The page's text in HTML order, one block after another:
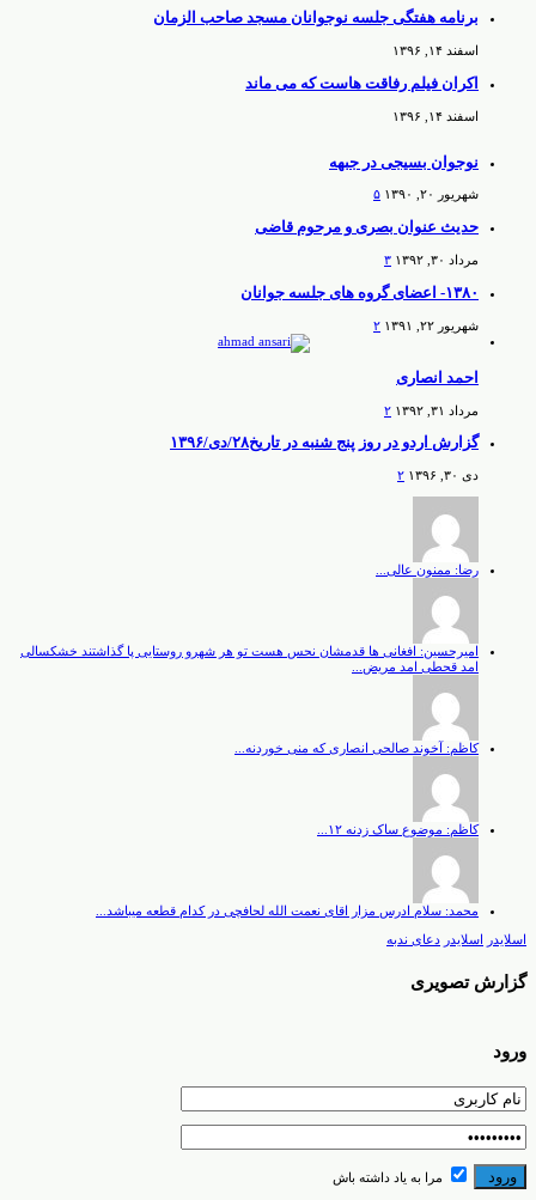
برنامه هفتگی جلسه نوجوانان مسجد صاحب الزمان
اسفند ۱۴, ۱۳۹۶
اکران فیلم رفاقت هاست که می ماند
اسفند ۱۴, ۱۳۹۶
نوجوان بسیجی در جبهه
شهریور ۲۰, ۱۳۹۰ ۵
حدیث عنوان بصری و مرحوم قاضی
مرداد ۳۰, ۱۳۹۲ ۳
۱۳۸۰- اعضای گروه های جلسه جوانان
شهریور ۲۲, ۱۳۹۱ ۲
احمد انصاری
مرداد ۳۱, ۱۳۹۲ ۲
گزارش اردو در روز پنج شنبه در تاریخ۲۸/دی/۱۳۹۶
دی ۳۰, ۱۳۹۶ ۲
رضا: ممنون عالی...
امیرحسین: افغانی ها قدمشان نحس هست تو هر شهرو روستایی پا گذاشتند خشکسالی
امد قحطی امد مریض...
کاظم: آخوند صالحی انصاری که منی خوردنه...
کاظم: موضوع ساک زدنه ۱۲...
محمد: سلام ادرس مزار اقای نعمت الله لحافچی در کدام قطعه میباشد...
اسلایدر اسلایدر دعای ندبه
گزارش تصویری
ورود
مرا به یاد داشته باش